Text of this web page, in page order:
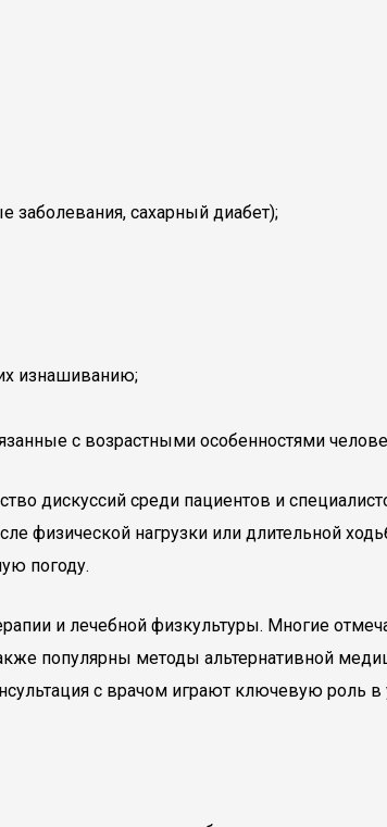
заболевания, сахарный диабет);
изнашиванию;
с возрастными особенностями
дискуссий среди пациентов и
физической нагрузки или длительной
погоду.
и лечебной физкультуры. Многие
популярны методы альтернативной
с врачом играют ключевую роль